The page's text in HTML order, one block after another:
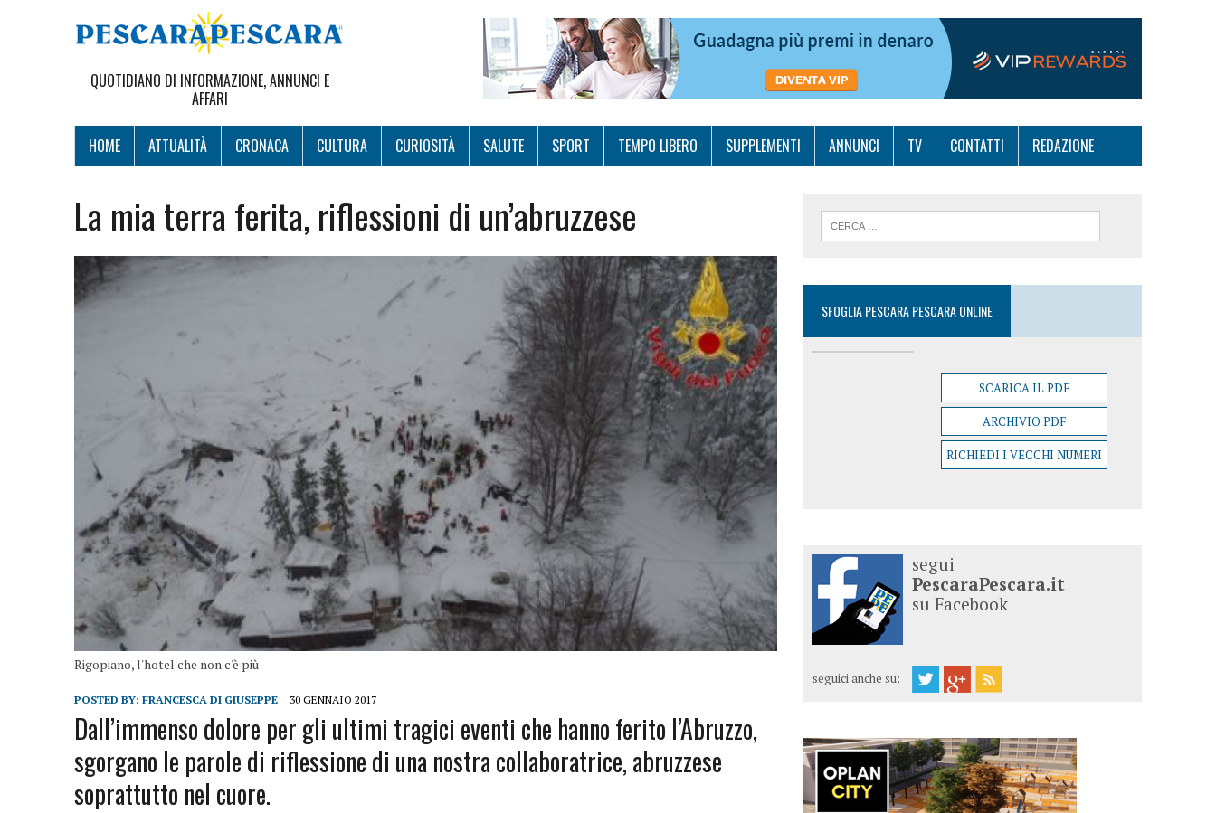
QUOTIDIANO DI INFORMAZIONE, ANNUNCI E
AFFARI
HOME ATTUALITÀ CRONACA CULTURA CURIOSITÀ SALUTE SPORT TEMPO LIBERO SUPPLEMENTI ANNUNCI TV CONTATTI REDAZIONE
La mia terra ferita, riflessioni di un’abruzzese
Rigopiano, l'hotel che non c'è più
POSTED BY: FRANCESCA DI GIUSEPPE 30 GENNAIO 2017
Dall’immenso dolore per gli ultimi tragici eventi che hanno ferito l’Abruzzo,
sgorgano le parole di riflessione di una nostra collaboratrice, abruzzese
soprattutto nel cuore.
SFOGLIA PESCARA PESCARA ONLINE
SCARICA IL PDF
ARCHIVIO PDF
RICHIEDI I VECCHI NUMERI
segui
PescaraPescara.it
su Facebook
seguici anche su: